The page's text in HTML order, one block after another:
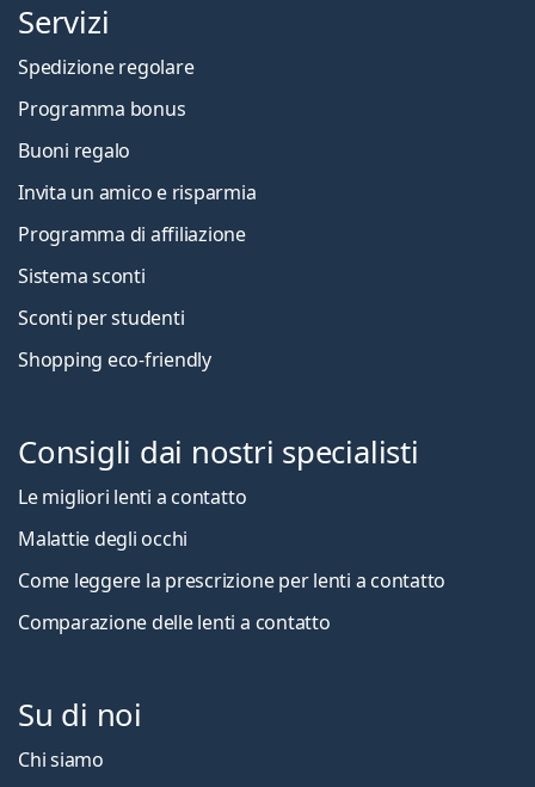
Servizi
Spedizione regolare
Programma bonus
Buoni regalo
Invita un amico e risparmia
Programma di affiliazione
Sistema sconti
Sconti per studenti
Shopping eco-friendly
Consigli dai nostri specialisti
Le migliori lenti a contatto
Malattie degli occhi
Come leggere la prescrizione per lenti a contatto
Comparazione delle lenti a contatto
Su di noi
Chi siamo